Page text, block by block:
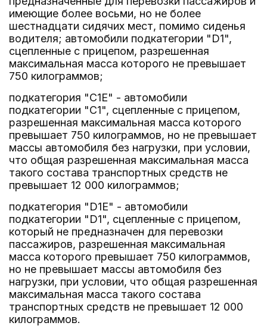
имеющие более восьми, но не более
шестнадцати сидячих мест, помимо сиденья
водителя; автомобили подкатегории "D1",
сцепленные с прицепом, разрешенная
максимальная масса которого не превышает
750 килограммов;
подкатегория "C1E" - автомобили
подкатегории "C1", сцепленные с прицепом,
разрешенная максимальная масса которого
превышает 750 килограммов, но не превышает
массы автомобиля без нагрузки, при условии,
что общая разрешенная максимальная масса
такого состава транспортных средств не
превышает 12 000 килограммов;
подкатегория "D1E" - автомобили
подкатегории "D1", сцепленные с прицепом,
который не предназначен для перевозки
пассажиров, разрешенная максимальная
масса которого превышает 750 килограммов,
но не превышает массы автомобиля без
нагрузки, при условии, что общая разрешенная
максимальная масса такого состава
транспортных средств не превышает 12 000
килограммов.